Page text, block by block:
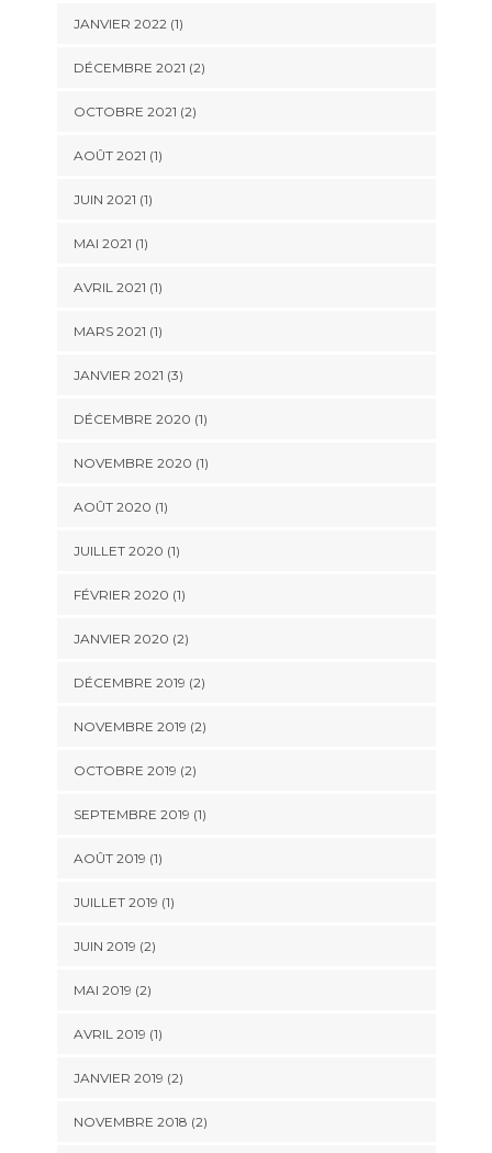
JANVIER 2022(1)
DÉCEMBRE 2021 (2)
OCTOBRE 2021 (2)
AOÛT 2021 (1)
JUIN 2021 (1)
MAI 2021 (1)
AVRIL 2021 (1)
MARS 2021 (1)
JANVIER 2021 (3)
DÉCEMBRE 2020 (1)
NOVEMBRE 2020 (1)
AOÛT 2020 (1)
JUILLET 2020 (1)
FÉVRIER 2020 (1)
JANVIER 2020 (2)
DÉCEMBRE 2019 (2)
NOVEMBRE 2019 (2)
OCTOBRE 2019 (2)
SEPTEMBRE 2019 (1)
AOÛT 2019 (1)
JUILLET 2019 (1)
JUIN 2019 (2)
MAI 2019 (2)
AVRIL 2019 (1)
JANVIER 2019 (2)
NOVEMBRE 2018 (2)